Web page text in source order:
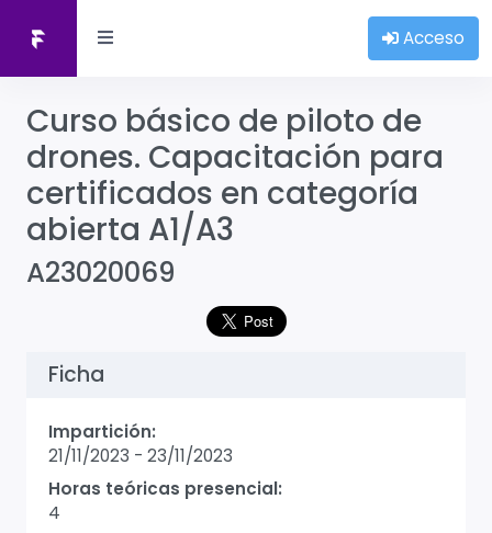
Acceso
Curso básico de piloto de
drones. Capacitación para
certificados en categoría
abierta A1/A3
A23020069
Ficha
Impartición:
21/11/2023 - 23/11/2023
Horas teóricas presencial:
4